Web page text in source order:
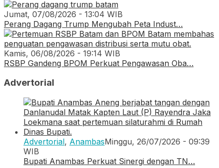
Jumat, 07/08/2026 - 13:04 WIB
Perang Dagang Trump Mengubah Peta Indust…
Kamis, 06/08/2026 - 19:14 WIB
RSBP Gandeng BPOM Perkuat Pengawasan Oba…
Advertorial
Advertorial, AnambasMinggu, 26/07/2026 - 09:39
WIB
Bupati Anambas Perkuat Sinergi dengan TN…